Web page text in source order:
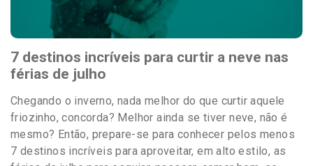
7 destinos incríveis para curtir a neve nas
férias de julho
Chegando o inverno, nada melhor do que curtir aquele
friozinho, concorda? Melhor ainda se tiver neve, não é
mesmo? Então, prepare-se para conhecer pelos menos
7 destinos incríveis para aproveitar, em alto estilo, as